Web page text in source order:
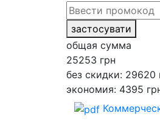
застосувати
общая сумма
25253 грн
без скидки: 29620
экономия: 4395